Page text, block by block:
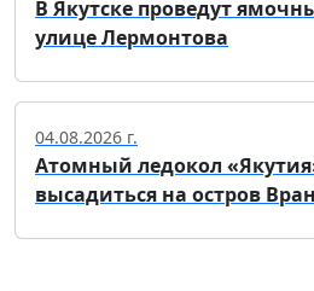
В Якутске проведут
улице Лермонтова
04.08.2026 г.
Атомный ледокол
высадиться на остров